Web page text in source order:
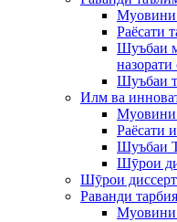
Муовини
Раёсати
Шуъбаи
Шуъбаи
Илм ва
Муовини
Раёсати
Шуъбаи
Шӯрои
Шӯрои
Раванди тарбия
Муовини